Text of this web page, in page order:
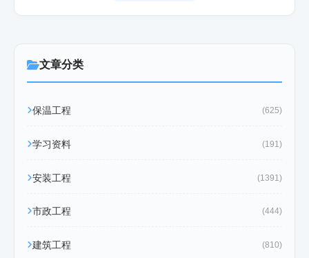
文章分类
保温工程 (625)
学习资料 (191)
安装工程 (1391)
市政工程 (444)
建筑工程 (810)